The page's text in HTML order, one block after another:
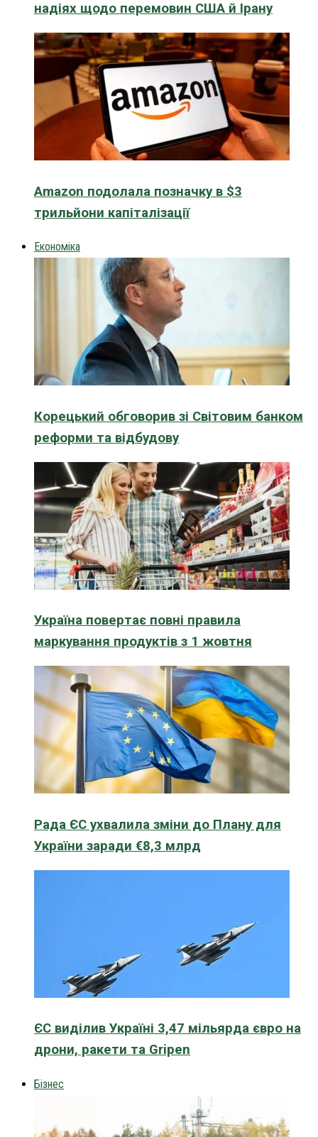
надіях щодо перемовин США й Ірану
Amazon подолала позначку в $3
трильйони капіталізації
Економіка
Корецький обговорив зі Світовим банком
реформи та відбудову
Україна повертає повні правила
маркування продуктів з 1 жовтня
Рада ЄС ухвалила зміни до Плану для
України заради €8,3 млрд
ЄС виділив Україні 3,47 мільярда євро на
дрони, ракети та Gripen
Бізнес